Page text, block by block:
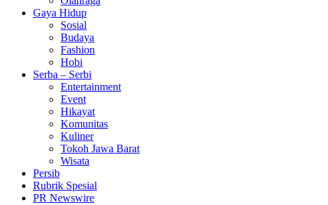
Gaya Hidup
Sosial
Budaya
Fashion
Hobi
Serba – Serbi
Entertainment
Event
Hikayat
Komunitas
Kuliner
Tokoh Jawa Barat
Wisata
Persib
Rubrik Spesial
PR Newswire